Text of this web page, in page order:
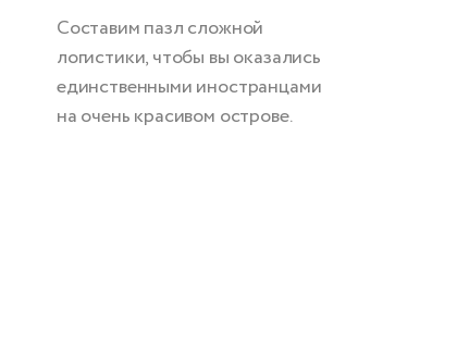
Составим пазл сложной
логистики, чтобы вы оказались
единственными иностранцами
на очень красивом острове.